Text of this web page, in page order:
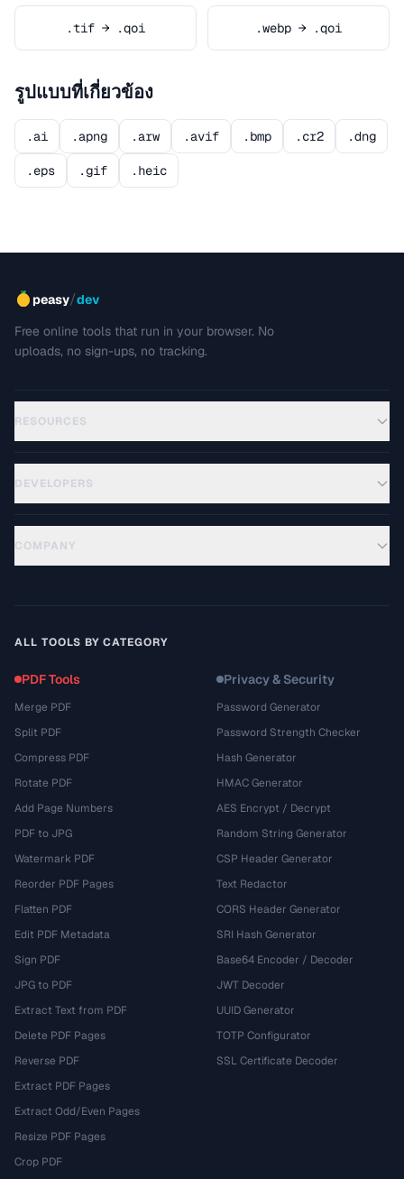
.tif → .qoi .webp → .qoi
รูปแบบที่เกี่ยวข้อง
.ai .apng .arw .avif .bmp .cr2 .dng
.eps .gif .heic
peasy/dev
Free online tools that run in your browser. No
uploads, no sign-ups, no tracking.
RESOURCES
DEVELOPERS
COMPANY
ALL TOOLS BY CATEGORY
PDF Tools
Merge PDF
Split PDF
Compress PDF
Rotate PDF
Add Page Numbers
PDF to JPG
Watermark PDF
Reorder PDF Pages
Flatten PDF
Edit PDF Metadata
Sign PDF
JPG to PDF
Extract Text from PDF
Delete PDF Pages
Reverse PDF
Extract PDF Pages
Extract Odd/Even Pages
Resize PDF Pages
Crop PDF
Privacy & Security
Password Generator
Password Strength Checker
Hash Generator
HMAC Generator
AES Encrypt / Decrypt
Random String Generator
CSP Header Generator
Text Redactor
CORS Header Generator
SRI Hash Generator
Base64 Encoder / Decoder
JWT Decoder
UUID Generator
TOTP Configurator
SSL Certificate Decoder